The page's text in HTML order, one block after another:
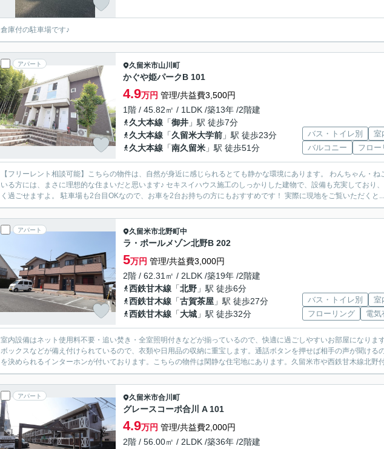
倉庫付の駐車場です♪
アパート 久留米市山川町
かぐや姫パークB 101
4.9万円 管理/共益費3,500円
1階 / 45.82㎡ / 1LDK /築13年 /2階建
久大本線 「御井 」駅 徒歩7分
久大本線 「久留米大学前 」駅 徒歩23分
久大本線 「南久留米 」駅 徒歩51分
バス・トイレ別 室
バルコニー
フロー
【フリーレント相談可能】こちらの物件は、自然が身近に感じられるとても静かな環境にあります。 わんちゃん・
いる方には、まさに理想的な住まいだと思います♪ セキスイハウス施工のしっかりした建物で、設備も充実しており、 日当たりも良く、毎日気持ちよ
く過ごせますよ。 駐車場も2台目OKなので、お車を2台お持ちの方にもおすすめです！ 実際に現地をご覧いただくと...
アパート 久留米市北野町中
ラ・ポールメゾン北野B 202
5万円 管理/共益費3,000円
2階 / 62.31㎡ / 2LDK /築19年 /2階建
西鉄甘木線 「北野 」駅 徒歩6分
西鉄甘木線 「古賀茶屋 」駅 徒歩27分
西鉄甘木線 「大城 」駅 徒歩32分
バス・トイレ別 室
フローリング
電気
室内設備はネット使用料不要・追い焚き・全室照明付きなどが揃っているので、快適に過ごしやすいお部屋になりま
ボックスなどが備え付けられているので、衣類や日用品の収納に重宝します。通話ボタンを押せば相手の声が聞ける
を決められるインターホンが付いております。こちらの物件は閑静な住宅地にあります。久留米市や西鉄甘木線北野
アパート 久留米市合川町
グレースコーポ合川 A 101
4.9万円 管理/共益費2,000円
2階 / 56.00㎡ / 2LDK /築36年 /2階建